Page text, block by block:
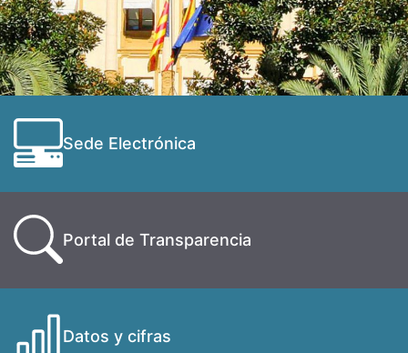
Sede Electrónica
Portal de Transparencia
Datos y cifras